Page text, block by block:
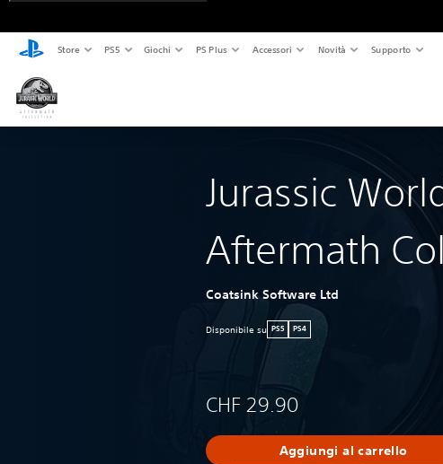
Store PS5 Giochi PS Plus Accessori Novità Supporto
Jurassic
Aftermath
Coatsink Software Ltd
Disponibile su PS5 PS4
CHF 29.90
Aggiungi al carrello